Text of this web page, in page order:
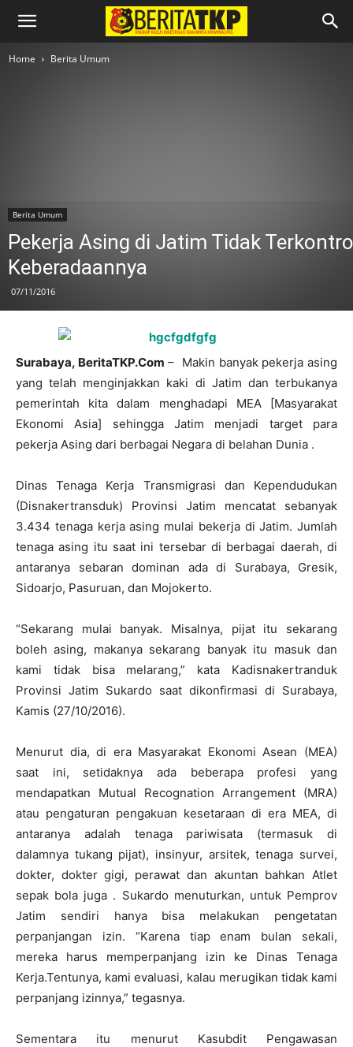
Home Berita Umum
Berita Umum
Pekerja Asing di Jatim Tidak
Keberadaannya
07/11/2016
Surabaya, BeritaTKP.Com – Makin banyak pekerja asing
yang telah menginjakkan kaki di Jatim dan terbukanya
pemerintah kita dalam menghadapi MEA [Masyarakat
Ekonomi Asia] sehingga Jatim menjadi target para
pekerja Asing dari berbagai Negara di belahan Dunia .
Dinas Tenaga Kerja Transmigrasi dan Kependudukan
(Disnakertransduk) Provinsi Jatim mencatat sebanyak
3.434 tenaga kerja asing mulai bekerja di Jatim. Jumlah
tenaga asing itu saat ini tersebar di berbagai daerah, di
antaranya sebaran dominan ada di Surabaya, Gresik,
Sidoarjo, Pasuruan, dan Mojokerto.
“Sekarang mulai banyak. Misalnya, pijat itu sekarang
boleh asing, makanya sekarang banyak itu masuk dan
kami tidak bisa melarang,” kata Kadisnakertranduk
Provinsi Jatim Sukardo saat dikonfirmasi di Surabaya,
Kamis (27/10/2016).
Menurut dia, di era Masyarakat Ekonomi Asean (MEA)
saat ini, setidaknya ada beberapa profesi yang
mendapatkan Mutual Recognation Arrangement (MRA)
atau pengaturan pengakuan kesetaraan di era MEA, di
antaranya adalah tenaga pariwisata (termasuk di
dalamnya tukang pijat), insinyur, arsitek, tenaga survei,
dokter, dokter gigi, perawat dan akuntan bahkan Atlet
sepak bola juga . Sukardo menuturkan, untuk Pemprov
Jatim sendiri hanya bisa melakukan pengetatan
perpanjangan izin. “Karena tiap enam bulan sekali,
mereka harus memperpanjang izin ke Dinas Tenaga
Kerja.Tentunya, kami evaluasi, kalau merugikan tidak kami
perpanjang izinnya,” tegasnya.
Sementara itu menurut Kasubdit Pengawasan